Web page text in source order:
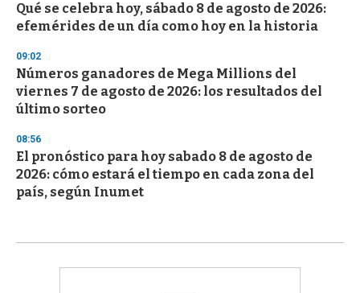
Qué se celebra hoy, sábado 8 de agosto de 2026:
efemérides de un día como hoy en la historia
09:02
Números ganadores de Mega Millions del
viernes 7 de agosto de 2026: los resultados del
último sorteo
08:56
El pronóstico para hoy sabado 8 de agosto de
2026: cómo estará el tiempo en cada zona del
país, según Inumet